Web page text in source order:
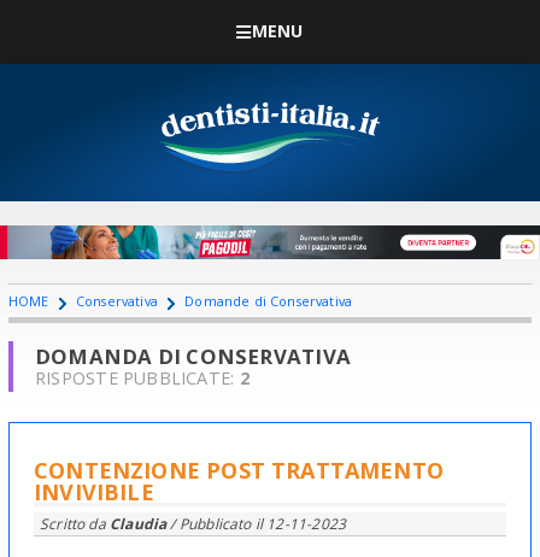
MENU
HOME Conservativa Domande di Conservativa
DOMANDA DI CONSERVATIVA
RISPOSTE PUBBLICATE: 2
CONTENZIONE POST TRATTAMENTO
INVIVIBILE
Scritto da Claudia/ Pubblicato il 12-11-2023